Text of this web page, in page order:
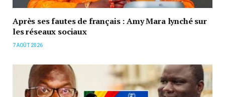
Après ses fautes de français : Amy Mara lynché sur
les réseaux sociaux
7 AOÛT 2026